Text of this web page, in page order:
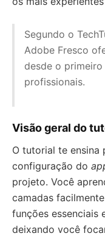
Segundo o
Adobe Fresco
desde o
profissionais.
Visão geral do
O tutorial te ensina
configuração do
projeto. Você
camadas
funções essenciais
deixando você